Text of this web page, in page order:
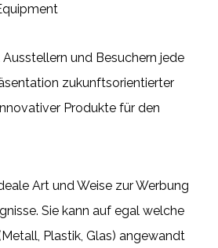
und Besuchern jede
zukunftsorientierter
Produkte für den
Art und Weise zur Werbung
Sie kann auf egal welche
Plastik, Glas) angewandt